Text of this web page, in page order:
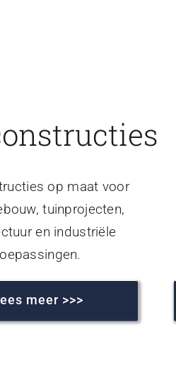
op maat voor
tuinprojecten,
en industriële
meer >>>